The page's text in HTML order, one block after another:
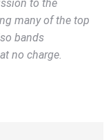
to the
many of the top
bands
no charge.